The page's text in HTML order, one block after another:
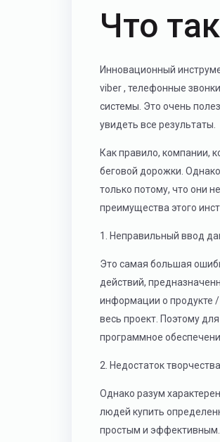
Что
Инновационный
viber , телефонные
системы. Это очень
увидеть все результаты.
Как правило, компании,
беговой дорожки.
только потому, что они
преимущества этого
1. Неправильный ввод
Это самая большая
действий,
информации о продукте /
весь проект. Поэтому
программное
2. Недостаток творчества
Однако разум
людей купить
простым и